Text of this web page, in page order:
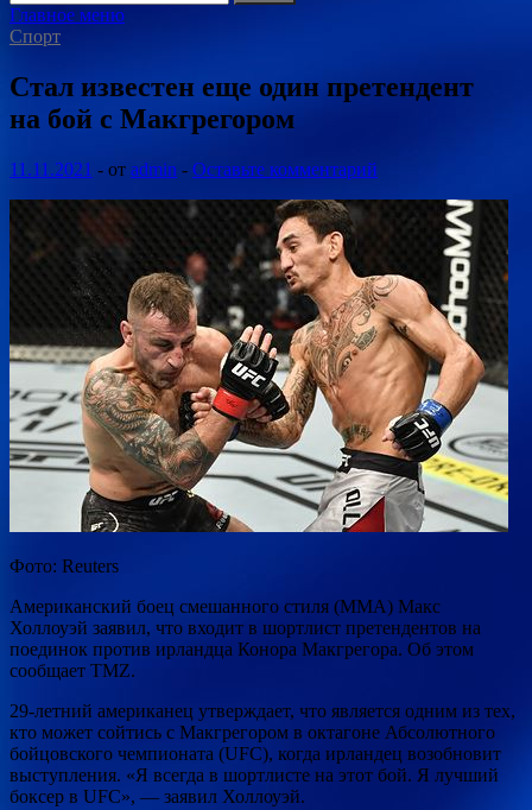
Главное меню
Спорт
Стал известен еще один претендент
на бой с Макгрегором
11.11.2021 - от admin - Оставьте комментарий
Фото: Reuters
Американский боец смешанного стиля (MMA) Макс
Холлоуэй заявил, что входит в шортлист претендентов на
поединок против ирландца Конора Макгрегора. Об этом
сообщает TMZ.
29-летний американец утверждает, что является одним из тех,
кто может сойтись с Макгрегором в октагоне Абсолютного
бойцовского чемпионата (UFC), когда ирландец возобновит
выступления. «Я всегда в шортлисте на этот бой. Я лучший
боксер в UFC», — заявил Холлоуэй.